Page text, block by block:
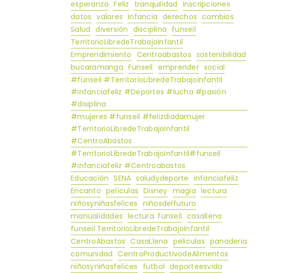
esperanza Feliz tranquilidad Inscripciones
datos valores infancia derechos cambios
Salud diversión disciplina funseil
TerritorioLibredeTrabajoInfantil
Emprendimiento Centroabastos sostenibilidad
bucaramanga Funseil emprender social
#funseil #TerritorioLibredeTrabajoInfantil
#infanciafeliz #Deportes #lucha #pasión
#disiplina
#mujeres #funseil #felizdiadamujer
#TerritorioLibredeTrabajoInfantil
#CentroAbastos
​​​​​​​#TerritorioLibredeTrabajoInfantil#funseil
#infanciafeliz #Centroabastos
Educación SENA saludydeporte infanciafeliz
Encanto películas Disney magia lectura
niñosyniñasfelices niñosdelfuturo
manualidades lectura. funseil casallena
funseil TerritorioLibredeTrabajoInfantil
CentroAbastos CasaLlena peliculas panaderia
comunidad CentroProductivodeAlimentos
niñosyniñasfelices
futbol deporteesvida